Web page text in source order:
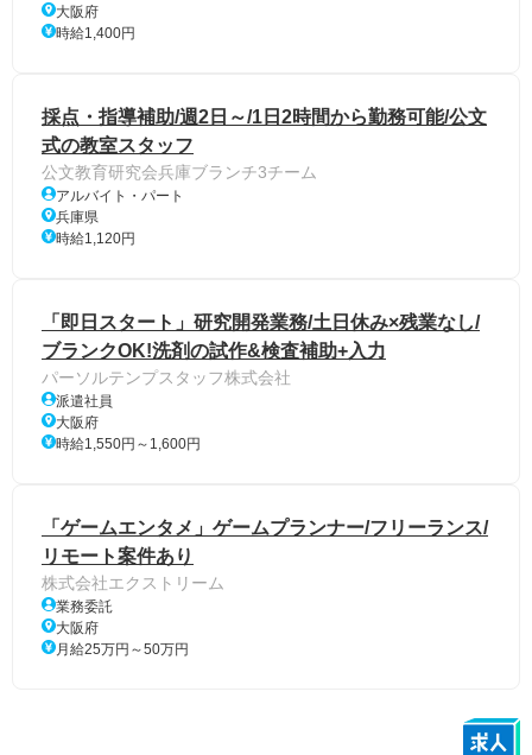
大阪府
時給1,400円
採点・指導補助/週2日～/1日2時間から勤務可能/公文
式の教室スタッフ
公文教育研究会兵庫ブランチ3チーム
アルバイト・パート
兵庫県
時給1,120円
「即日スタート」研究開発業務/土日休み×残業なし/
ブランクOK!洗剤の試作&検査補助+入力
パーソルテンプスタッフ株式会社
派遣社員
大阪府
時給1,550円～1,600円
「ゲームエンタメ」ゲームプランナー/フリーランス/
リモート案件あり
株式会社エクストリーム
業務委託
大阪府
月給25万円～50万円